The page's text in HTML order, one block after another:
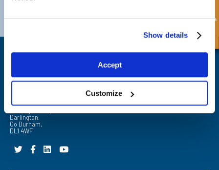
Show details
Accept
Customize
E-post:sales@fpeseals.com
E-post:
Darlington,
Co Durham,
DL1 4WF